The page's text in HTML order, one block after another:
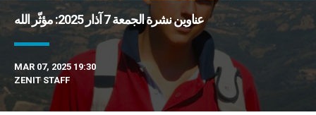
عناوين نشرة الجمعة 7 آذار 2025: مؤثّر الله
MAR 07, 2025 19:30
ZENIT STAFF